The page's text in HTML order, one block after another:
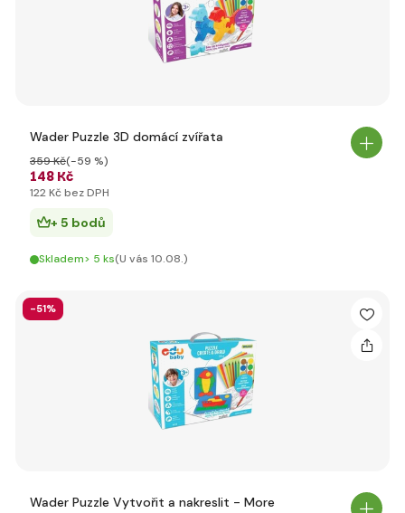
Wader Puzzle 3D domácí zvířata
148 Kč
359 Kč(-59 %)
122 Kč bez DPH
+ 5 bodů
Skladem> 5 ks(U vás 10.08.)
-51%
Wader Puzzle Vytvořit a nakreslit - More